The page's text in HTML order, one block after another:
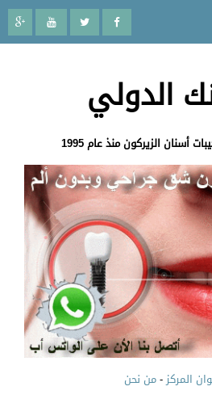
الدولي
أسنان الزيركون منذ عام 1995
المركز-من نحن